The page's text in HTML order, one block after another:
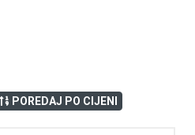
POREDAJ PO CIJENI